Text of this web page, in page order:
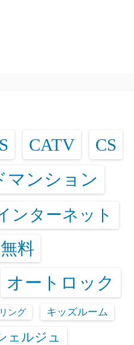
CATV CS
マンション
ンターネット
料
オートロック
ング キッズルーム
ェルジュ